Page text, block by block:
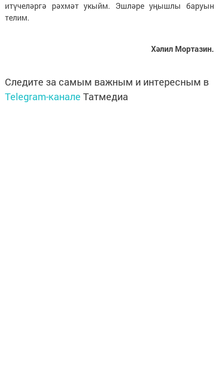
итүчеләргә рәхмәт укыйм. Эшләре уңышлы баруын
телим.
Хәлил Мортазин.
Следите за самым важным и интересным в
Telegram-канале Татмедиа